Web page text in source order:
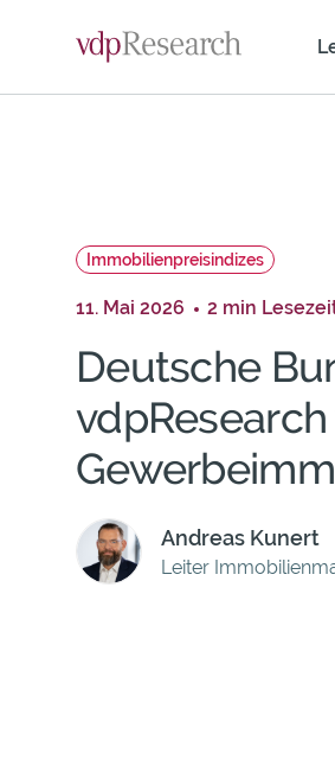
banner
Navigation
Immobilienpreisindizes
11. Mai 2026 2 min
Deutsche
Andreas Kunert
Leiter